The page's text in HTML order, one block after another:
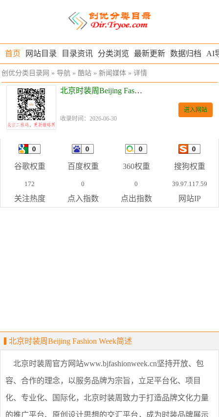
首页 网站目录 目录资讯 分类浏览 最新更新 数据归档 AI
创优分类目录网 » 导航 » 酷站 » 新闻媒体 » 详情
北京时装周Beijing Fashion Week
收录时间：2026-06-30
进入网站
谷歌权重 百度权重 360权重 搜狗权重
172
关注热度
0
点入指数
0
点出指数
39.97.117.59
网站IP
北京时装周Beijing Fashion Week简述
北京时装周官方网站www.bjfashionweek.cn坚持开放、包
容、合作的理念，以服务品牌为宗旨，立足平台化、项目
化、专业化、国际化，北京时装周致力于打造品牌文化力量
的推广平台、原创设计思想的交汇平台，成为时装品牌展示